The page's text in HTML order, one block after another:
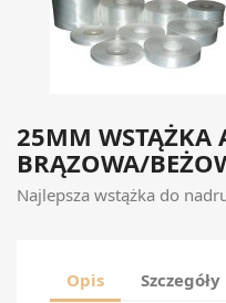
25MM WSTĄŻKA
BRĄZOWA/
Najlepsza wstążka do
Opis